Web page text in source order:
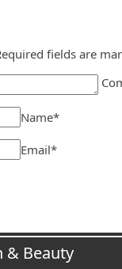
fields are
Name*
Email*
& Beauty